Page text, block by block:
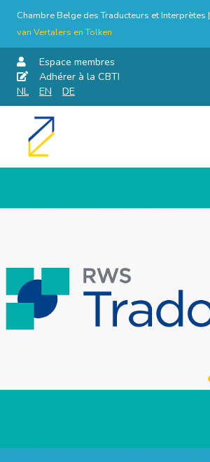
Chambre Belge des Traducteurs et Interprètes |
van Vertalers en Tolken
Espace membres
Adhérer à la CBTI
NL
EN DE
Aller